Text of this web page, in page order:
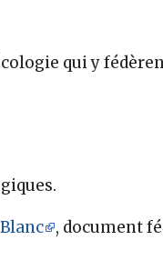
qui y
, document